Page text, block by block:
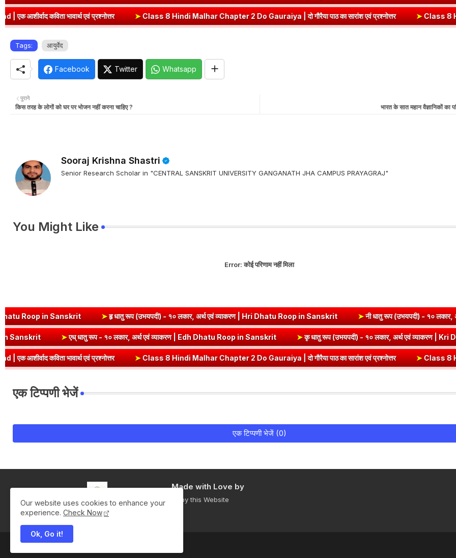
भावार्थ एवं प्रश्नोत्तर ➤Class 8 Hindi Malhar Chapter 2 Do Gauraiya | दो गौरैया पाठ का सारांश एवं प्रश्नोत्तर ➤Class 8 Hindi Malhar
Tags: आयुर्वेद
Facebook Twitter Whatsapp
भारत के सात महान वैज्ञानिकों का
पुराने
किस तरह के लोगों को घर पर भोजन नहीं करना चाहिए ?
Sooraj Krishna Shastri
Senior Research Scholar in "CENTRAL SANSKRIT UNIVERSITY GANGANATH JHA CAMPUS PRAYAGRAJ"
You Might Like
Error:कोई परिणाम नहीं मिला
in Sanskrit ➤हृ धातु रूप (उभयपदी) - १० लकार, अर्थ एवं व्याकरण | Hri Dhatu Roop in Sanskrit ➤नी धातु रूप (उभयपदी) - १० लकार, अर्थ एवं
Roop in Sanskrit ➤एध् धातु रूप - १० लकार, अर्थ एवं व्याकरण | Edh Dhatu Roop in Sanskrit ➤कृ धातु रूप (उभयपदी) - १० लकार, अर्थ एवं
भावार्थ एवं प्रश्नोत्तर ➤Class 8 Hindi Malhar Chapter 2 Do Gauraiya | दो गौरैया पाठ का सारांश एवं प्रश्नोत्तर ➤Class 8 Hindi Malhar
एक टिप्पणी भेजें
एक टिप्पणी भेजें (0)
Made with Love by
Enjoy this Website
Our website uses cookies to enhance your
experience. Check Now
Ok, Go it!